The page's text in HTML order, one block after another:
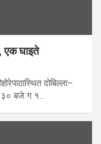
एक घाइते
दोबिल्ला–
बजे ग १…